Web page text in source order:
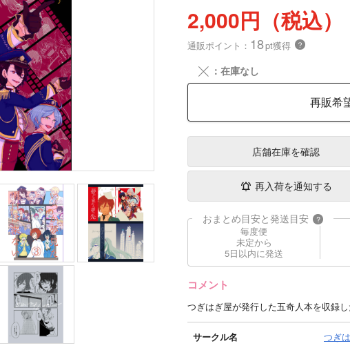
2,000円（税込）
通販ポイント： 18pt獲得 ？
╳ ：在庫なし
再販希
店舗在庫を確認
再入荷を通知する
おまとめ目安と発送目安 ?
毎度便
未定から
5日以内に発送
コメント
つぎはぎ屋が発行した五奇人本を収録し
サークル名 つぎ